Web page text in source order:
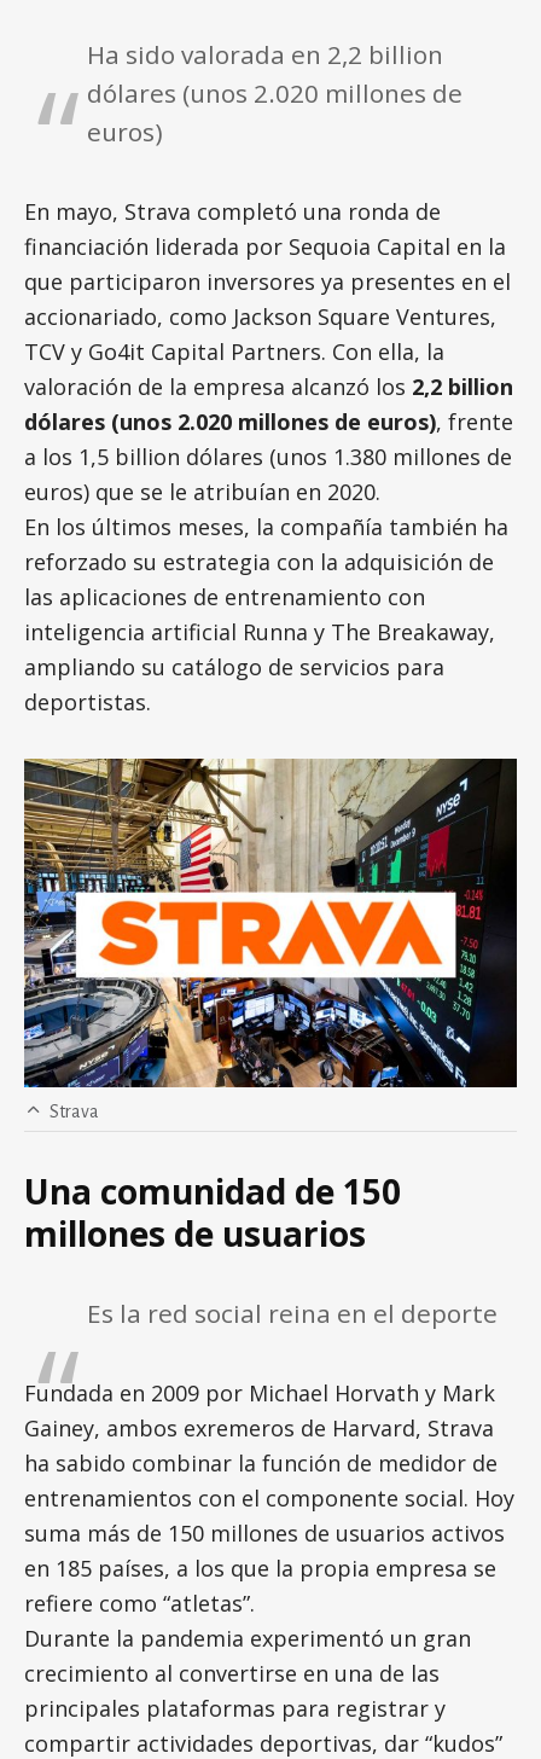
Ha sido valorada en 2,2 billion
dólares (unos 2.020 millones de
euros)
En mayo, Strava completó una ronda de
financiación liderada por Sequoia Capital en la
que participaron inversores ya presentes en el
accionariado, como Jackson Square Ventures,
TCV y Go4it Capital Partners. Con ella, la
valoración de la empresa alcanzó los 2,2 billion
dólares (unos 2.020 millones de euros), frente
a los 1,5 billion dólares (unos 1.380 millones de
euros) que se le atribuían en 2020.
En los últimos meses, la compañía también ha
reforzado su estrategia con la adquisición de
las aplicaciones de entrenamiento con
inteligencia artificial Runna y The Breakaway,
ampliando su catálogo de servicios para
deportistas.
Strava
Una comunidad de 150
millones de usuarios
Es la red social reina en el deporte
Fundada en 2009 por Michael Horvath y Mark
Gainey, ambos exremeros de Harvard, Strava
ha sabido combinar la función de medidor de
entrenamientos con el componente social. Hoy
suma más de 150 millones de usuarios activos
en 185 países, a los que la propia empresa se
refiere como “atletas”.
Durante la pandemia experimentó un gran
crecimiento al convertirse en una de las
principales plataformas para registrar y
compartir actividades deportivas, dar “kudos”